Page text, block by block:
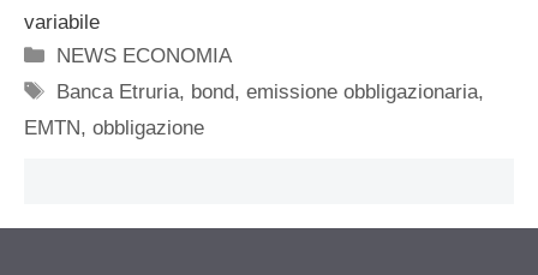
variabile
Categorie
NEWS ECONOMIA
Tag
Banca Etruria, bond,emissione obbligazionaria,
EMTN, obbligazione